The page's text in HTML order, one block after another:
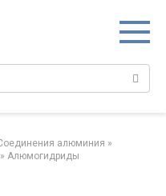
алюминия‎ »
» Алюмогидриды‎